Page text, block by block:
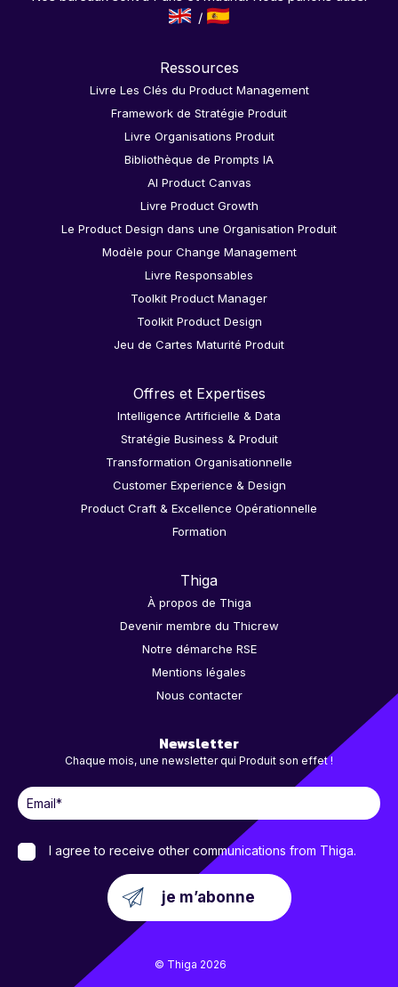
Ressources
Livre Les Clés du Product Management
Framework de Stratégie Produit
Livre Organisations Produit
Bibliothèque de Prompts IA
AI Product Canvas
Livre Product Growth
Le Product Design dans une Organisation Produit
Modèle pour Change Management
Livre Responsables
Toolkit Product Manager
Toolkit Product Design
Jeu de Cartes Maturité Produit
Offres et Expertises
Intelligence Artificielle & Data
Stratégie Business & Produit
Transformation Organisationnelle
Customer Experience & Design
Product Craft & Excellence Opérationnelle
Formation
Thiga
À propos de Thiga
Devenir membre du Thicrew
Notre démarche RSE
Mentions légales
Nous contacter
Newsletter
Chaque mois, une newsletter qui Produit son effet !
I agree to receive other communications from Thiga.
© Thiga 2026